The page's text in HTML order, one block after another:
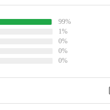
99%
1%
0%
0%
0%